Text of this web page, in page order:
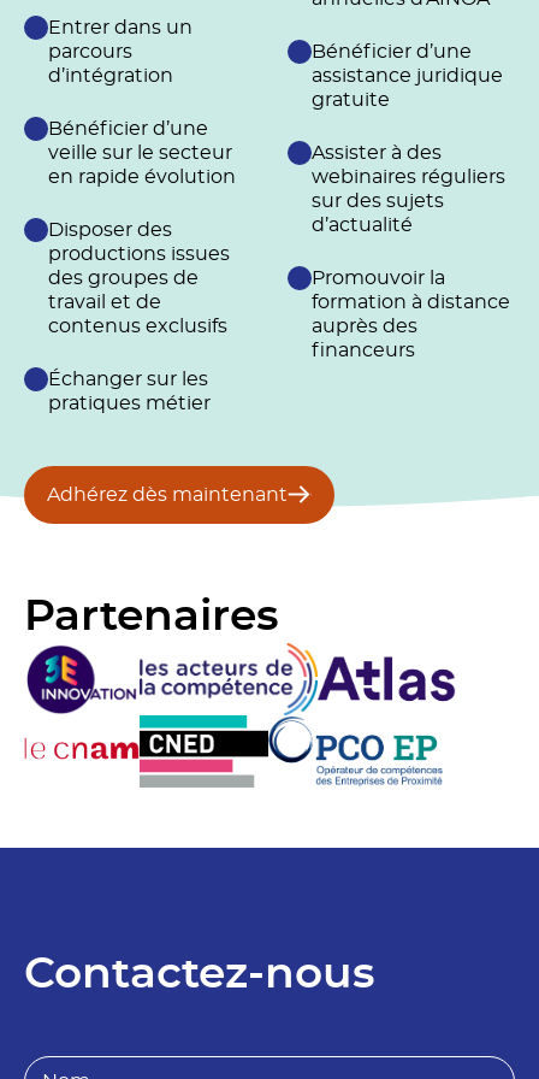
Entrer dans un
parcours
d’intégration
Bénéficier d’une
veille sur le secteur
en rapide évolution
Disposer des
productions issues
des groupes de
travail et de
contenus exclusifs
Échanger sur les
pratiques métier
Bénéficier d’une
assistance juridique
gratuite
Assister à des
webinaires réguliers
sur des sujets
d’actualité
Promouvoir la
formation à distance
auprès des
financeurs
Adhérez dès maintenant
Partenaires
Contactez-nous
N